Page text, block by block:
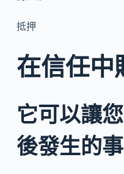
抵押
在信任中
它可以讓
後發生的